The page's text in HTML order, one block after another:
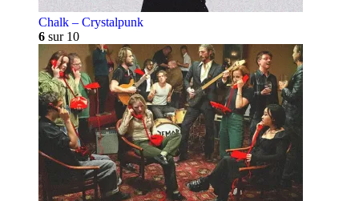
Chalk – Crystalpunk
6 sur 10